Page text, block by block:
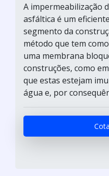
A impermeabilização
asfáltica é um
segmento da
método que tem
uma membrana
construções, como
que estas estejam
água e, por